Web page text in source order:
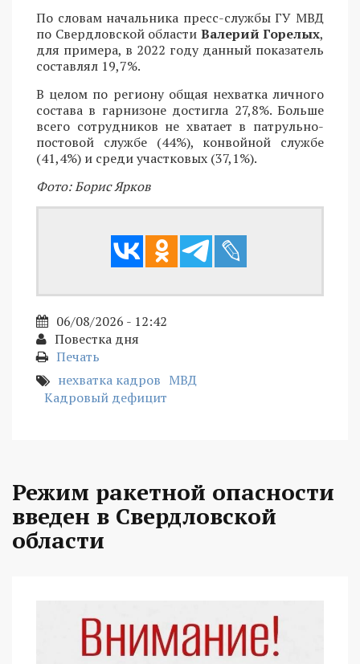
По словам начальника пресс-службы ГУ МВД
по Свердловской области Валерий Горелых,
для примера, в 2022 году данный показатель
составлял 19,7%.
В целом по региону общая нехватка личного
состава в гарнизоне достигла 27,8%. Больше
всего сотрудников не хватает в патрульно-
постовой службе (44%), конвойной службе
(41,4%) и среди участковых (37,1%).
Фото: Борис Ярков
06/08/2026 - 12:42
Повестка дня
Печать
нехватка кадров МВД
Кадровый дефицит
Режим ракетной опасности
введен в Свердловской
области